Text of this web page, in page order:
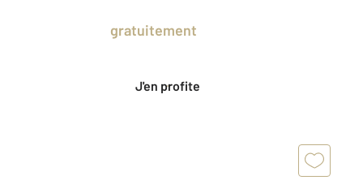
gratuitement
J'en profite